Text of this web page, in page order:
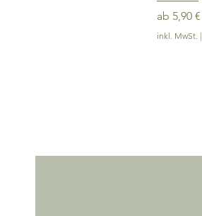
ab 5,90 €
Sale-Preis
inkl. MwSt. |